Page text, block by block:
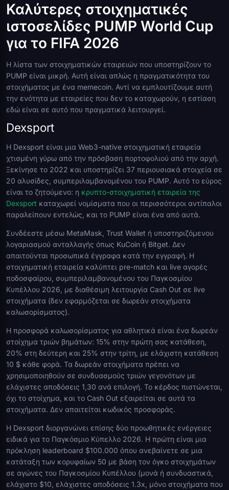
Καλύτερες στοιχηματικές
ιστοσελίδες PUMP World Cup
για το FIFA 2026
Η λίστα των στοιχηματικών εταιρειών που υποστηρίζουν το
PUMP είναι μικρή. Αυτή είναι απλώς η πραγματικότητα του
στοιχήματος με ένα memecoin. Αντί να εμπλουτίζουμε αυτή
την ενότητα με εταιρείες που δεν το καταχωρούν, η εστίαση
εδώ είναι σε αυτό που πραγματικά λειτουργεί.
Dexsport
Η Dexsport είναι μια Web3-native στοιχηματική εταιρεία
χτισμένη γύρω από την πρόσβαση πορτοφολιού από την αρχή.
Ξεκίνησε το 2022 και υποστηρίζει 37 περιουσιακά στοιχεία σε
20 αλυσίδες, συμπεριλαμβανομένου του PUMP. Αυτό το εύρος
είναι το ζητούμενο: η κρυπτο-στοιχηματική εταιρεία της
Dexsport καταχωρεί νομίσματα που οι περισσότεροι αντίπαλοι
παραλείπουν εντελώς, και το PUMP είναι ένα από αυτά.
Συνδέεστε μέσω MetaMask, Trust Wallet ή υποστηριζόμενου
λογαριασμού ανταλλαγής όπως KuCoin ή Bitget. Δεν
απαιτούνται προσωπικά έγγραφα κατά την εγγραφή. Η
στοιχηματική εταιρεία καλύπτει pre-match και live αγορές
ποδοσφαίρου, συμπεριλαμβανομένου του Παγκοσμίου
Κυπέλλου 2026, με διαθέσιμη λειτουργία Cash Out σε live
στοιχήματα (δεν εφαρμόζεται σε δωρεάν στοιχήματα
καλωσορίσματος).
Η προσφορά καλωσορίσματος για αθλητικά είναι ένα δωρεάν
στοίχημα τριών βημάτων: 15% στην πρώτη σας κατάθεση,
20% στη δεύτερη και 25% στην τρίτη, με ελάχιστη κατάθεση
10 $ κάθε φορά. Τα δωρεάν στοιχήματα πρέπει να
χρησιμοποιηθούν σε συνδυασμούς τριών γεγονότων με
ελάχιστες αποδόσεις 1,30 ανά επιλογή. Το κέρδος πιστώνεται,
όχι το στοίχημα, και το Cash Out εξαιρείται σε αυτά τα
στοιχήματα. Δεν απαιτείται κωδικός προσφοράς.
Η Dexsport διοργανώνει επίσης δύο προωθητικές ενέργειες
ειδικά για το Παγκόσμιο Κύπελλο 2026. Η πρώτη είναι μια
πρόκληση leaderboard $100.000 όπου ανεβαίνετε σε μια
κατάταξη των κορυφαίων 50 με βάση τον όγκο στοιχημάτων
σε αγώνες του Παγκοσμίου Κυπέλλου (μονά ή συνδυαστικά,
ελάχιστο $10, ελάχιστες αποδόσεις 1.3x, μόνο στοιχήματα που